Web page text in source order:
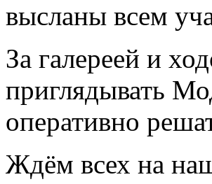
высланы всем
За галереей и
приглядывать
оперативно
Ждём всех на